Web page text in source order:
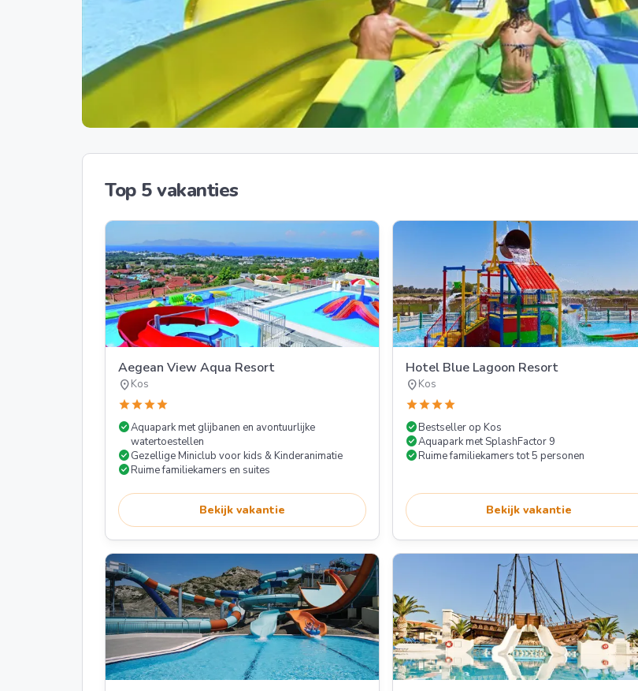
Top 5 vakanties
Aegean View Aqua Resort
location_onKos
starstarstarstar
check_circleAquapark met glijbanen en avontuurlijke
watertoestellen
check_circleGezellige Miniclub voor kids & Kinderanimatie
check_circleRuime familiekamers en suites
Bekijk vakantie
Hotel Blue Lagoon Resort
location_onKos
starstarstarstar
check_circleBestseller op Kos
check_circleAquapark met SplashFactor 9
check_circleRuime familiekamers tot 5 personen
Bekijk vakantie